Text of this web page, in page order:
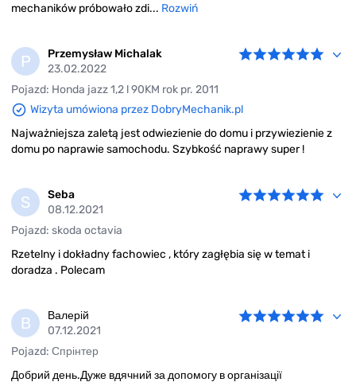
mechaników próbowało zdi... Rozwiń
P
Przemysław Michalak
23.02.2022
Pojazd: Honda jazz 1,2 l 90KM rok pr. 2011
Wizyta umówiona przez DobryMechanik.pl
Najważniejsza zaletą jest odwiezienie do domu i przywiezienie z
domu po naprawie samochodu. Szybkość naprawy super !
S
Seba
08.12.2021
Pojazd: skoda octavia
Rzetelny i dokładny fachowiec , który zagłębia się w temat i
doradza . Polecam
В
Валерій
07.12.2021
Pojazd: Спрінтер
Добрий день.Дуже вдячний за допомогу в організації